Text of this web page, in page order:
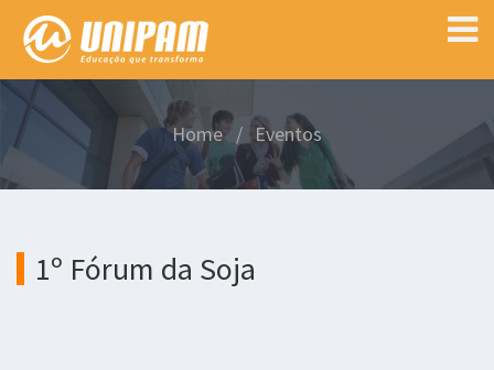
Home Eventos
1º Fórum da Soja